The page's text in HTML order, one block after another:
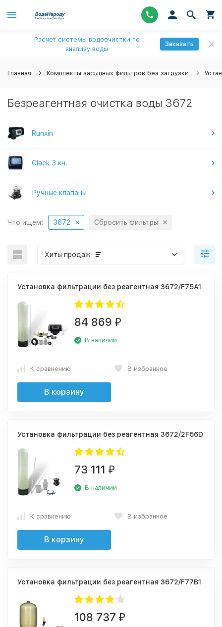
Расчет системы водоочистки по
анализу воды
Заказать
Главная Комплекты засыпных фильтров без загрузки
Безреагентная очистка воды 3672
Runxin
Clack 3 кн.
Ручные клапаны
Что ищем: 3672 Сбросить фильтры
Хиты продаж
Установка фильтрации без реагентная 3672/F75A1
84 869 ₽
В наличии
К сравнению В избранное
В корзину
Установка фильтрации без реагентная 3672/2F56D
73 111 ₽
В наличии
К сравнению В избранное
В корзину
Установка фильтрации без реагентная 3672/F77B1
108 737 ₽